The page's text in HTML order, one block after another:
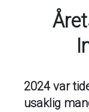
2024 var
usaklig